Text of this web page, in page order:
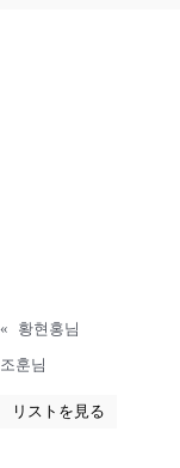
«
황현홍님
조훈님
リストを見る